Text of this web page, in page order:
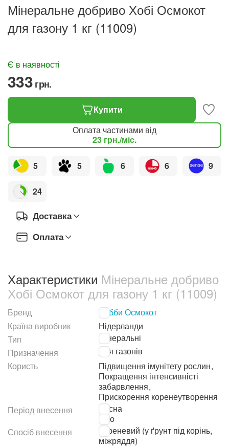
Мінеральне добриво Хобі Осмокот
для газону 1 кг (11009)
‍333‍грн.
Є в наявності
Купити
Оплата частинами від
23 грн./міс.
5 5 6 6 9
24
Доставка
Оплата
Характеристики Мінеральне добриво
Хобі Осмокот для газону 1 кг (11009)
Бренд Хобби Осмокот
Країна виробник
Нідерланди
Тип
Мінеральні
Призначення
Для газонів
Користь
Підвищення імунітету рослин,
Покращення інтенсивністі
забарвлення,
Прискорення коренеутворення
Період внесення
Весна
Літо
Спосіб внесення
Кореневий (у ґрунт під корінь,
міжряддя)